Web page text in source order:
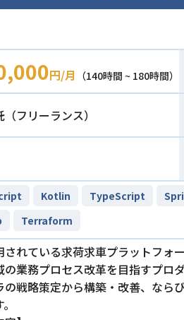
円/月 （140時間 ~ 180時間）
フリーランス）
Kotlin TypeScript
Terraform
されている求荷求車プラットフォ
の業務プロセス改革を目指すプロ
の戦略策定から構築・改善、なら